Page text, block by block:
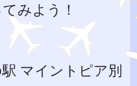
みよう！
マイントピア別